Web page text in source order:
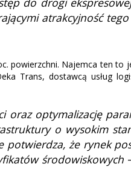
atrakcyjność
powierzchni. Najemca ten to
Trans, dostawcą usług
oraz optymalizację
o wysokim
że rynek
środowiskowych